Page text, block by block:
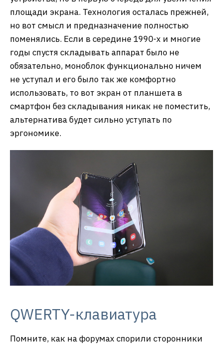
площади экрана. Технология осталась прежней,
но вот смысл и предназначение полностью
поменялись. Если в середине 1990-х и многие
годы спустя складывать аппарат было не
обязательно, моноблок функционально ничем
не уступал и его было так же комфортно
использовать, то вот экран от планшета в
смартфон без складывания никак не поместить,
альтернатива будет сильно уступать по
эргономике.
QWERTY-клавиатура
Помните, как на форумах спорили сторонники